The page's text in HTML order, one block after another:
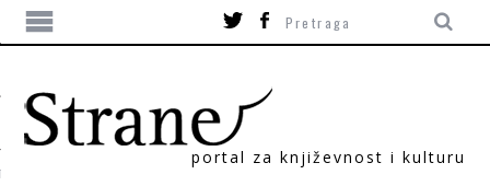
portal za književnost i kulturu